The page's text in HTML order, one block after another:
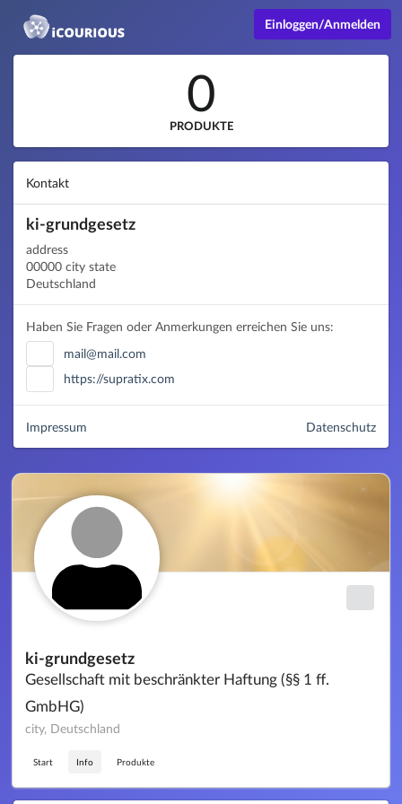
Einloggen/Anmelden
ki-grundgesetz
Gesellschaft mit beschränkter Haftung (§§ 1 ff.
GmbHG)
city, Deutschland
Start Info Produkte
0
PRODUKTE
Kontakt
ki-grundgesetz
address
00000 city state
Deutschland
Haben Sie Fragen oder Anmerkungen erreichen Sie uns:
mail@mail.com
https://supratix.com
Datenschutz
Impressum